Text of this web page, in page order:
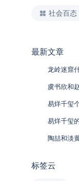
社会百态
最新文章
龙岭迷窟
虞书欣和
易烊千玺
易烊千玺
陶喆和淡
标签云